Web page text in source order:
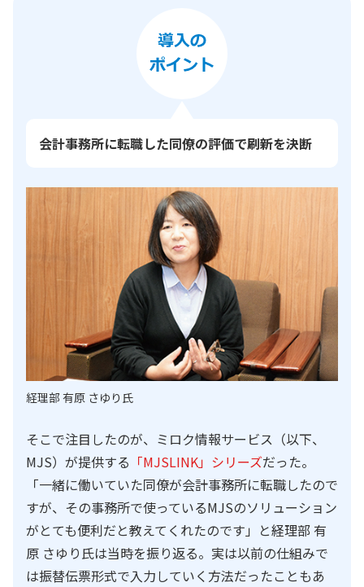
会計事務所に転職した同僚の評価で刷新を決断
経理部 有原 さゆり氏
そこで注目したのが、ミロク情報サービス（以下、
MJS）が提供する 「MJSLINK」シリーズだった。
「一緒に働いていた同僚が会計事務所に転職したので
すが、その事務所で使っているMJSのソリューション
がとても便利だと教えてくれたのです」と経理部 有
原 さゆり氏は当時を振り返る。実は以前の仕組みで
は振替伝票形式で入力していく方法だったこともあ